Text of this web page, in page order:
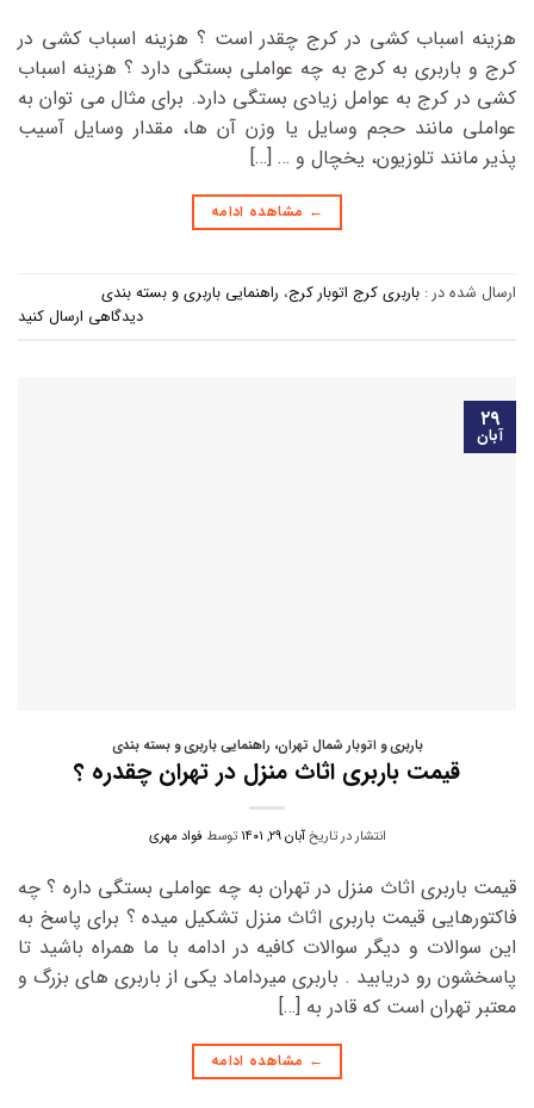
هزینه اسباب کشی در کرج چقدر است ؟ هزینه اسباب کشی در
کرج و باربری به کرج به چه عواملی بستگی دارد ؟ هزینه اسباب
کشی در کرج به عوامل زیادی بستگی دارد. برای مثال می توان به
عواملی مانند حجم وسایل یا وزن آن ها، مقدار وسایل آسیب
پذیر مانند تلوزیون، یخچال و … […]
← مشاهده ادامه
ارسال شده در : باربری کرج اتوبار کرج، راهنمایی باربری و بسته بندی
دیدگاهی ارسال کنید
۲۹
آبان
باربری و اتوبار شمال تهران، راهنمایی باربری و بسته بندی
قیمت باربری اثاث منزل در تهران چقدره ؟
انتشار در تاریخآبان ۲۹, ۱۴۰۱ توسط فواد مهری
قیمت باربری اثاث منزل در تهران به چه عواملی بستگی داره ؟ چه
فاکتورهایی قیمت باربری اثاث منزل تشکیل میده ؟ برای پاسخ به
این سوالات و دیگر سوالات کافیه در ادامه با ما همراه باشید تا
پاسخشون رو دریابید . باربری میرداماد یکی از باربری های بزرگ و
معتبر تهران است که قادر به […]
← مشاهده ادامه